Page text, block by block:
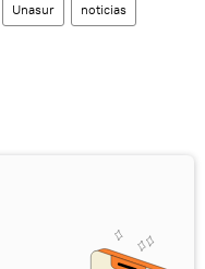
Unasur noticias